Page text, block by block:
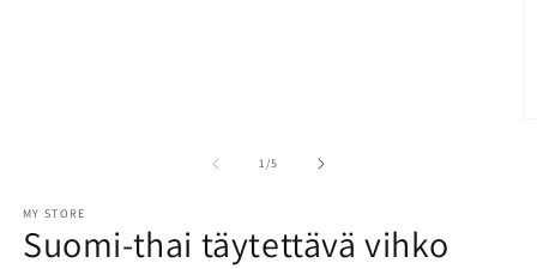
1/of
5
MY STORE
Suomi-thai täytettävä vihko